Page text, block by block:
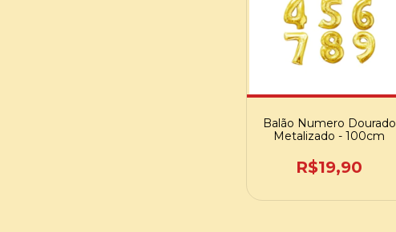
Balão Numero Dourado
Metalizado - 100cm
R$19,90